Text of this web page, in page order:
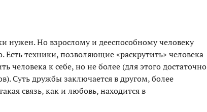
нужен. Но взрослому и дееспособному человеку
техники, позволяющие «раскрутить» человека
человека к себе, но не более (для этого достаточно
Суть дружбы заключается в другом, более
связь, как и любовь, находится в